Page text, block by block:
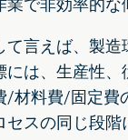
で非効率的な
て言えば、製
には、生産性
/材料費/固定費
セスの同じ段階